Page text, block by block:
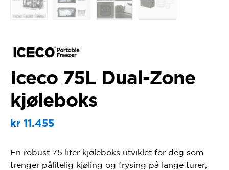
Iceco 75L Dual-Zone
kjøleboks
kr11.455
En robust 75 liter kjøleboks utviklet for deg som
trenger pålitelig kjøling og frysing på lange turer,